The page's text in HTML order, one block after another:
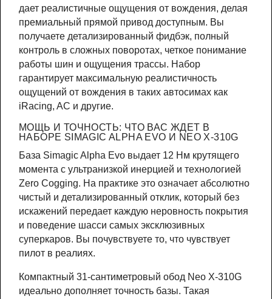
дает реалистичные ощущения от вождения, делая
премиальный прямой привод доступным. Вы
получаете детализированный фидбэк, полный
контроль в сложных поворотах, четкое понимание
работы шин и ощущения трассы. Набор
гарантирует максимальную реалистичность
ощущений от вождения в таких автосимах как
iRacing, AC и другие.
МОЩЬ И ТОЧНОСТЬ: ЧТО ВАС ЖДЕТ В
НАБОРЕ SIMAGIC ALPHA EVO И NEO X-310G
База Simagic Alpha Evo выдает 12 Нм крутящего
момента с ультранизкой инерцией и технологией
Zero Cogging. На практике это означает абсолютно
чистый и детализированный отклик, который без
искажений передает каждую неровность покрытия
и поведение шасси самых эксклюзивных
суперкаров. Вы почувствуете то, что чувствует
пилот в реалиях.
Компактный 31-сантиметровый обод Neo X-310G
идеально дополняет точность базы. Такая